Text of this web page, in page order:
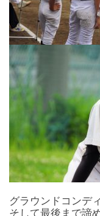
グラウンドコンデ
そして最後まで諦